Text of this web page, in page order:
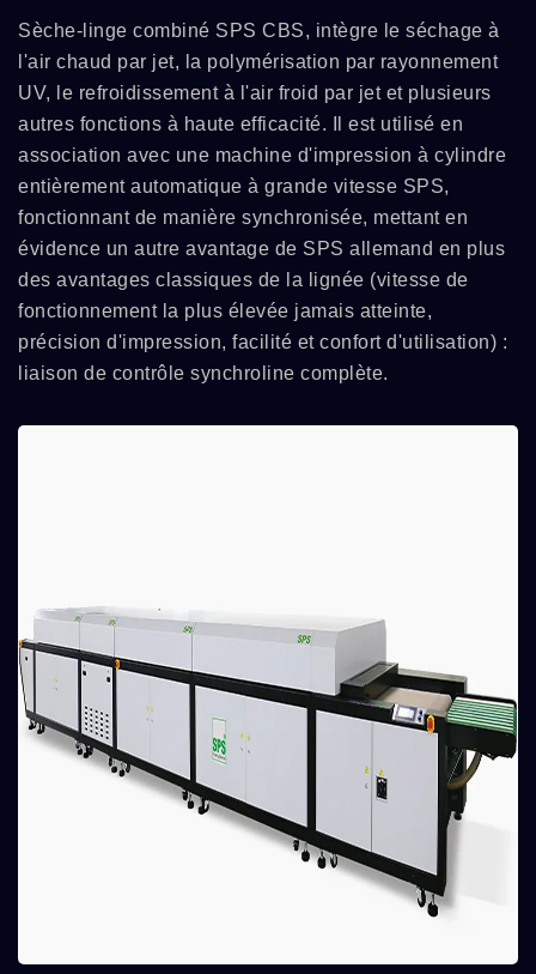
Sèche-linge combiné SPS CBS, intègre le séchage à
l'air chaud par jet, la polymérisation par rayonnement
UV, le refroidissement à l'air froid par jet et plusieurs
autres fonctions à haute efficacité. Il est utilisé en
association avec une machine d'impression à cylindre
entièrement automatique à grande vitesse SPS,
fonctionnant de manière synchronisée, mettant en
évidence un autre avantage de SPS allemand en plus
des avantages classiques de la lignée (vitesse de
fonctionnement la plus élevée jamais atteinte,
précision d'impression, facilité et confort d'utilisation) :
liaison de contrôle synchroline complète.